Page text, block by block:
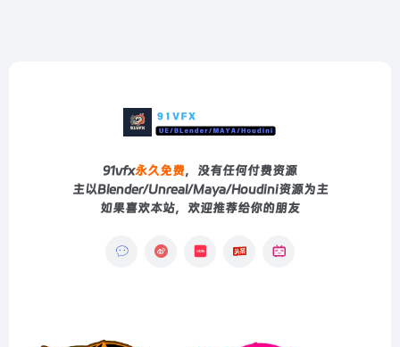
91vfx永久免费，没有任何付费资源
主以Blender/Unreal/Maya/Houdini资源为主
如果喜欢本站，欢迎推荐给你的朋友